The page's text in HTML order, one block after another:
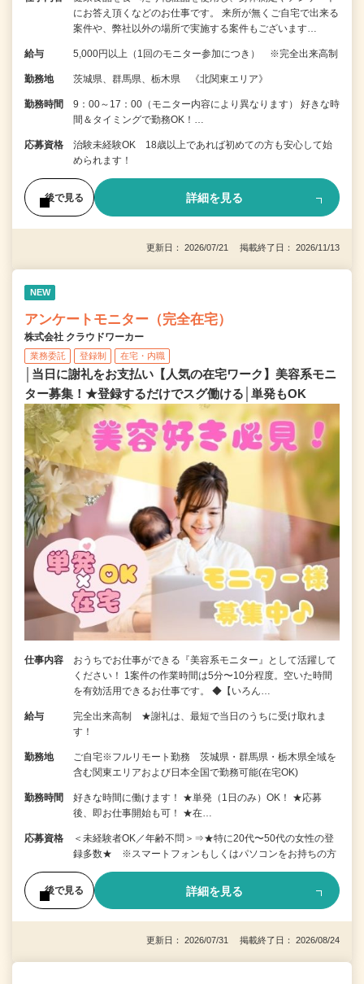
にお答え頂くなどのお仕事です。 来所が無くご自宅で出来る
案件や、弊社以外の場所で実施する案件もございます…
給与 5,000円以上（1回のモニター参加につき） ※完全出来高制
勤務地 茨城県、群馬県、栃木県 《北関東エリア》
勤務時間
9：00～17：00（モニター内容により異なります） 好きな時
間＆タイミングで勤務OK！…
応募資格
治験未経験OK 18歳以上であれば初めての方も安心して始
められます！
後で見る 詳細を見る
更新日： 2026/07/21 掲載終了日： 2026/11/13
NEW
アンケートモニター（完全在宅）
株式会社 クラウドワーカー
業務委託 登録制 在宅・内職
│当日に謝礼をお支払い【人気の在宅ワーク】美容系モニ
ター募集！★登録するだけでスグ働ける│単発もOK
仕事内容
おうちでお仕事ができる『美容系モニター』として活躍して
ください！ 1案件の作業時間は5分〜10分程度。空いた時間
を有効活用できるお仕事です。 ◆【いろん…
給与
完全出来高制 ★謝礼は、最短で当日のうちに受け取れま
す！
勤務地
ご自宅※フルリモート勤務 茨城県・群馬県・栃木県全域を
含む関東エリアおよび日本全国で勤務可能(在宅OK)
勤務時間
好きな時間に働けます！ ★単発（1日のみ）OK！ ★応募
後、即お仕事開始も可！ ★在…
応募資格
＜未経験者OK／年齢不問＞⇒★特に20代〜50代の女性の登
録多数★ ※スマートフォンもしくはパソコンをお持ちの方
後で見る 詳細を見る
更新日： 2026/07/31 掲載終了日： 2026/08/24